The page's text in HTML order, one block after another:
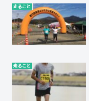
走ること
走ること